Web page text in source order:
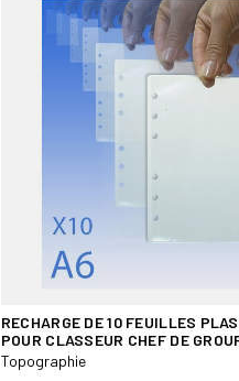
RECHARGE DE 10 FEUILLES
POUR CLASSEUR CHEF DE
Topographie